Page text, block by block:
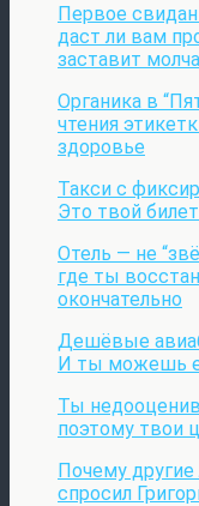
Первое
даст ли вам
заставит
Органика в
чтения
здоровье
Такси с
Это твой
Отель — не
где ты
окончательно
Дешёвые
И ты можешь
Ты
поэтому твои
Почему
спросил